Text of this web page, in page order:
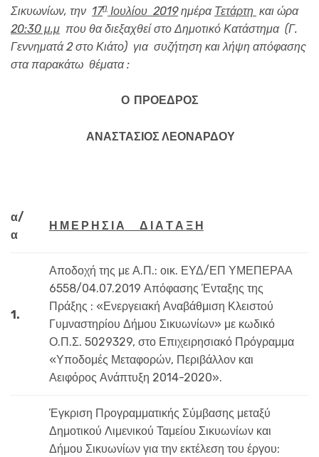
Σικυωνίων, την 17η Ιουλίου 2019ημέρα Τετάρτη και ώρα
20:30 μ.μ που θα διεξαχθεί στο Δημοτικό Κατάστημα (Γ.
Γεννηματά 2 στο Κιάτο) για συζήτηση και λήψη απόφασης
στα παρακάτω θέματα :
Ο ΠΡΟΕΔΡΟΣ
ΑΝΑΣΤΑΣΙΟΣ ΛΕΟΝΑΡΔΟΥ
α/
α
Η Μ Ε Ρ Η Σ Ι Α Δ Ι Α Τ Α Ξ Η
1.
Αποδοχή της με Α.Π.: οικ. ΕΥΔ/ΕΠ ΥΜΕΠΕΡΑΑ
6558/04.07.2019 Απόφασης Ένταξης της
Πράξης : «Ενεργειακή Αναβάθμιση Κλειστού
Γυμναστηρίου Δήμου Σικυωνίων» με κωδικό
Ο.Π.Σ. 5029329, στο Επιχειρησιακό Πρόγραμμα
«Υποδομές Μεταφορών, Περιβάλλον και
Αειφόρος Ανάπτυξη 2014-2020».
Έγκριση Προγραμματικής Σύμβασης μεταξύ
Δημοτικού Λιμενικού Ταμείου Σικυωνίων και
Δήμου Σικυωνίων για την εκτέλεση του έργου: